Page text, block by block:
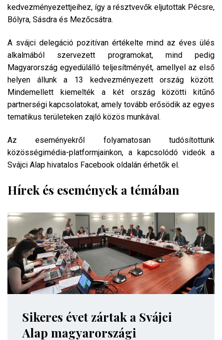
kedvezményezettjeihez, így a résztvevők eljutottak Pécsre,
Bólyra, Sásdra és Mezőcsátra.
A svájci delegáció pozitívan értékelte mind az éves ülés
alkalmából szervezett programokat, mind pedig
Magyarország egyedülálló teljesítményét, amellyel az első
helyen állunk a 13 kedvezményezett ország között.
Mindemellett kiemelték a két ország közötti kitűnő
partnerségi kapcsolatokat, amely tovább erősödik az egyes
tematikus területeken zajló közös munkával.
Az eseményekről folyamatosan tudósítottunk
közösségimédia-platformjainkon, a kapcsolódó videók a
Svájci Alap hivatalos Facebook oldalán érhetők el.
Hírek és események a témában
Sikeres évet zártak a Svájci
Alap magyarországi